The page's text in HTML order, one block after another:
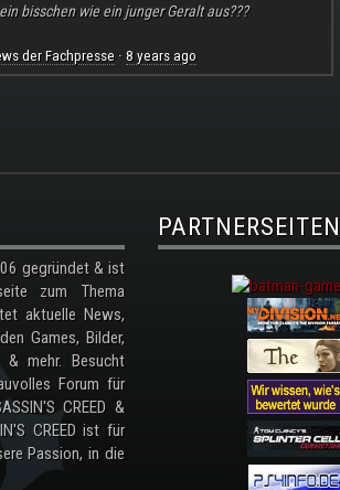
bisschen wie ein junger Geralt aus???
der Fachpresse· 8 years ago
gegründet & ist
zum Thema
aktuelle News,
Games, Bilder,
& mehr. Besucht
Forum für
CREED &
CREED ist für
Passion, in die
PARTNERSEITEN